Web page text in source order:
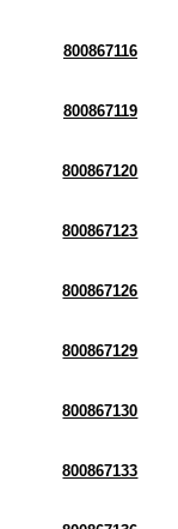
800867116
800867119
800867120
800867123
800867126
800867129
800867130
800867133